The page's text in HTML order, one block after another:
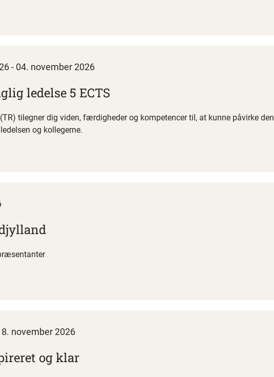
- 04. november 2026
ledelse 5 ECTS
tilegner dig viden, færdigheder og kompetencer til, at kunne påvirke den
og kollegerne.
november 2026
og klar